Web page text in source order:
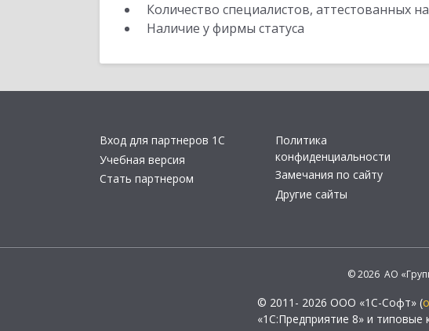
Количество специалистов, аттестованных
Наличие у фирмы статуса
Вход для партнеров 1С
Учебная версия
Стать партнером
Политика
конфиденциальности
Замечания по сайту
Другие сайты
© 2026 АО
© 2011- 2026 ООО «1С-Софт» (
«1С:Предприятие 8» и